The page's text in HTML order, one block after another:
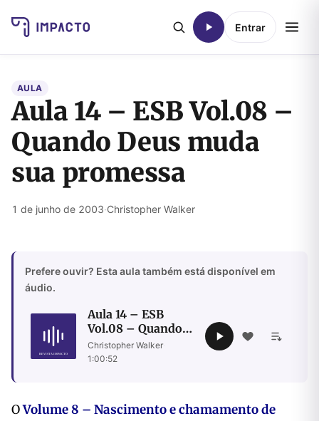
Entrar
AULA
Aula 14 – ESB Vol.08 –
Quando Deus muda
sua promessa
1 de junho de 2003·Christopher Walker
Prefere ouvir? Esta aula também está disponível em
áudio.
Aula 14 – ESB
Vol.08 – Quando
Deus muda sua
promessa
Christopher Walker
1:00:52
OVolume 8 – Nascimento e chamamento de